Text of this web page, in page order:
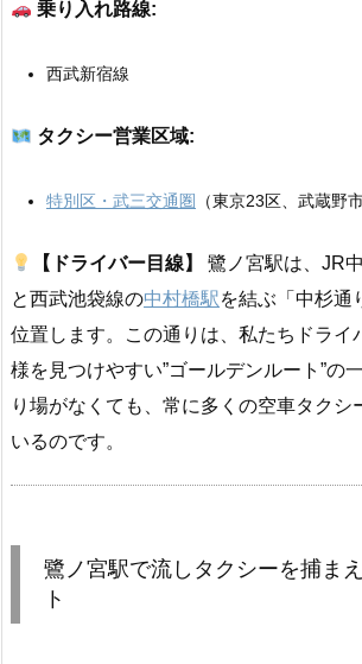
乗り入れ路線:
西武新宿線
タクシー営業区域:
特別区・武三交通圏 （東京23区、武蔵野
【ドライバー目線】 鷺ノ宮駅は、JR
と西武池袋線の中村橋駅を結ぶ「中杉通
位置します。この通りは、私たちドライ
様を見つけやすい”ゴールデンルート”の
り場がなくても、常に多くの空車タクシ
いるのです。
鷺ノ宮駅で流しタクシーを捕ま
ト